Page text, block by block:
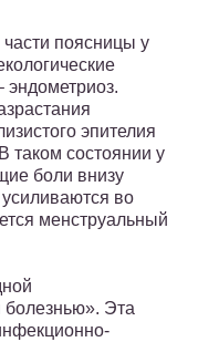
поясницы у
эндометриоз.
эпителия
таком состоянии у
боли внизу
во
менструальный
болезнью». Эта